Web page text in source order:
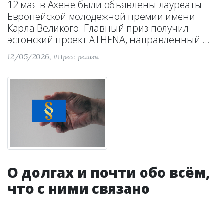
12 мая в Ахене были объявлены лауреаты
Европейской молодежной премии имени
Карла Великого. Главный приз получил
эстонский проект ATHENA, направленный ...
12/05/2026, #Пресс-релизы
О долгах и почти обо всём,
что с ними связано